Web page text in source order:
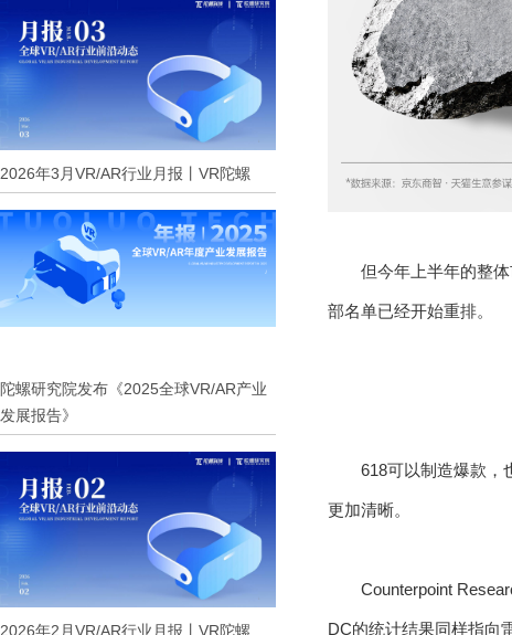
2026年3月VR/AR行业月报丨VR陀螺
陀螺研究院发布《2025全球VR/AR产业
发展报告》
2026年2月VR/AR行业月报丨VR陀螺
但今年上半年的整
部名单已经开始重排。
618可以制造爆款，
更加清晰。
Counterpoint
DC的统计结果同样指向